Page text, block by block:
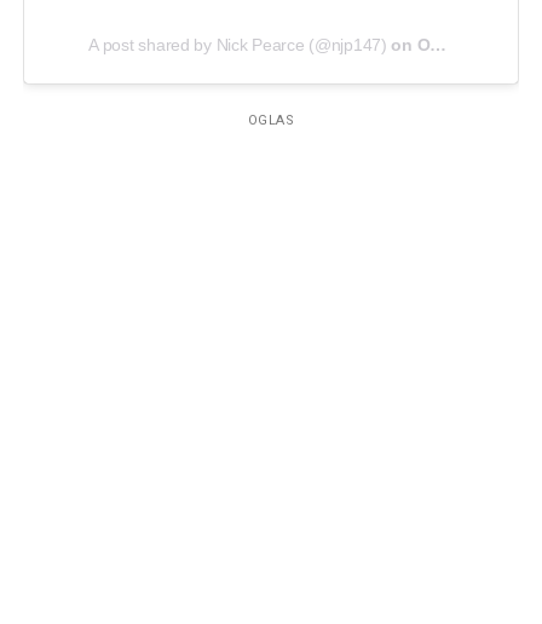
A post shared by Nick Pearce (@njp147) on Oct 31, 2016 at 7:32am PDT
OGLAS